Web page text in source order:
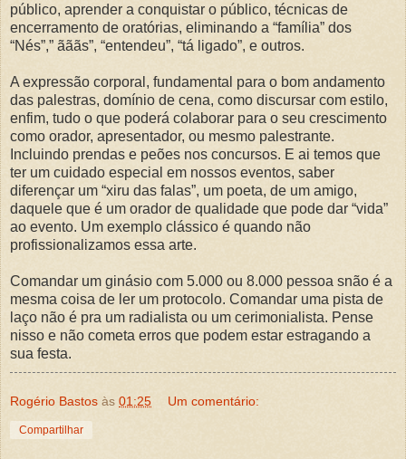
público, aprender a conquistar o público, técnicas de
encerramento de oratórias, eliminando a “família” dos
“Nés”,” ãããs”, “entendeu”, “tá ligado”, e outros.
A expressão corporal, fundamental para o bom andamento
das palestras, domínio de cena, como discursar com estilo,
enfim, tudo o que poderá colaborar para o seu crescimento
como orador, apresentador, ou mesmo palestrante.
Incluindo prendas e peões nos concursos. E ai temos que
ter um cuidado especial em nossos eventos, saber
diferençar um “xiru das falas”, um poeta, de um amigo,
daquele que é um orador de qualidade que pode dar “vida”
ao evento. Um exemplo clássico é quando não
profissionalizamos essa arte.
Comandar um ginásio com 5.000 ou 8.000 pessoa snão é a
mesma coisa de ler um protocolo. Comandar uma pista de
laço não é pra um radialista ou um cerimonialista. Pense
nisso e não cometa erros que podem estar estragando a
sua festa.
Rogério Bastos às 01:25 Um comentário:
Compartilhar